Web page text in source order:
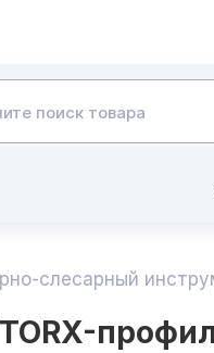
слесарный